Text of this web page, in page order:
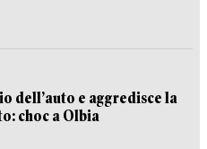
dell’auto e aggredisce la
choc a Olbia